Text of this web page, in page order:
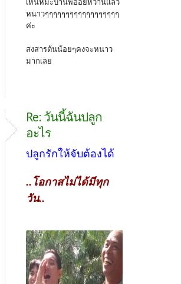
เห็นหิมะบ้านพี่อ้อยหวานแล้ว
หนาวๆๆๆๆๆๆๆๆๆๆๆๆๆๆๆๆๆๆ
ค่ะ
สงสารต้นน้อยๆคงจะหนาว
มากเลย
Re: วันนี้ฉันปลูก
อะไร
ปลูกรักให้จับต้องได้
..โอกาสไม่ได้มีทุก
วัน..